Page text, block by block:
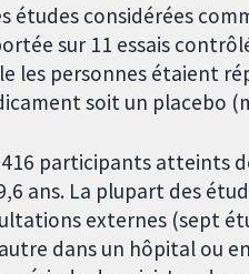
études considérées
sur 11 essais
les personnes étaient
soit un placebo
participants atteints
ans. La plupart des
externes (sept
dans un hôpital ou